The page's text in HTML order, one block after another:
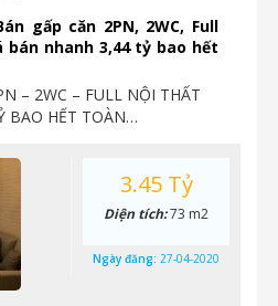
gấp căn 2PN, 2WC, Full
nhanh 3,44 tỷ bao hết
– 2WC – FULL NỘI THẤT
BAO HẾT TOÀN…
3.45 Tỷ
Diện tích:73 m2
Ngày đăng: 27-04-2020